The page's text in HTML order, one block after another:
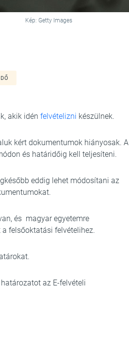
Kép: Getty Images
akik idén felvételizni készülnek.
kért dokumentumok hiányosak. A
és határidőig kell teljesíteni.
eddig lehet módosítani az
és magyar egyetemre
felsőoktatási felvételihez.
az E-felvételi